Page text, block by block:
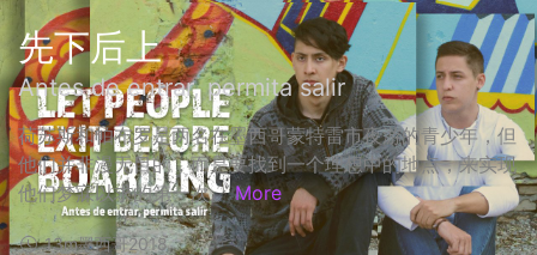
先下后上
Antes de entrar, permita salir
荷苏斯和帕布罗是两名在墨西哥蒙特雷市夜游的青少年，但
他们并非漫无目的，而是要找到一个理想中的地点，来实现
他们梦寐以求的第一次。 More
13m墨西哥2018